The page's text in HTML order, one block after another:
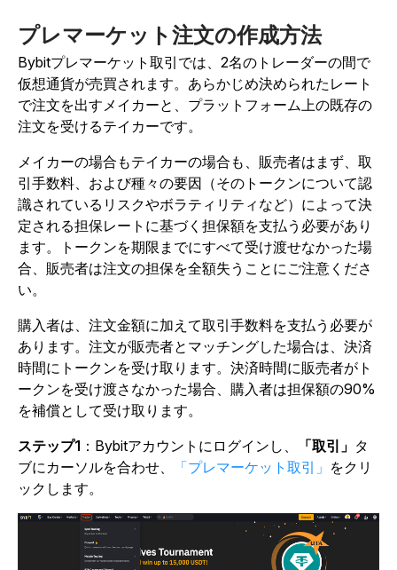
プレマーケット注文の作成方法
Bybitプレマーケット取引では、2名のトレーダーの間で
仮想通貨が売買されます。あらかじめ決められたレート
で注文を出すメイカーと、プラットフォーム上の既存の
注文を受けるテイカーです。
メイカーの場合もテイカーの場合も、販売者はまず、取
引手数料、および種々の要因（そのトークンについて認
識されているリスクやボラティリティなど）によって決
定される担保レートに基づく担保額を支払う必要があり
ます。トークンを期限までにすべて受け渡せなかった場
合、販売者は注文の担保を全額失うことにご注意くださ
い。
購入者は、注文金額に加えて取引手数料を支払う必要が
あります。注文が販売者とマッチングした場合は、決済
時間にトークンを受け取ります。決済時間に販売者がト
ークンを受け渡さなかった場合、購入者は担保額の90%
を補償として受け取ります。
ステップ1 ：Bybitアカウントにログインし、 「取引」 タ
ブにカーソルを合わせ、
「プレマーケット取引」 をクリ
ックします。